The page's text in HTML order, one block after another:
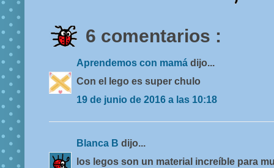
6 comentarios :
Aprendemos con mamá dijo...
Con el lego es super chulo
19 de junio de 2016 a las 10:18
Blanca B dijo...
los legos son un material increíble para